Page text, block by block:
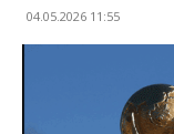
04.05.2026 11:55